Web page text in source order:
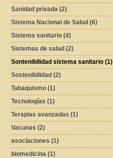
Sanidad privada (2)
Sistema Nacional de Salud (6)
Sistema sanitario (4)
Sistemas de salud (2)
Sontenibilidad sistema sanitario (1)
Sostenibilidad (2)
Tabaquismo (1)
Tecnologías (1)
Terapias avanzadas (1)
Vacunas (2)
asociaciones (1)
biomedicina (1)